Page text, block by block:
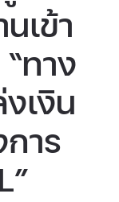
เข้า
ทาง
เงิน
าร